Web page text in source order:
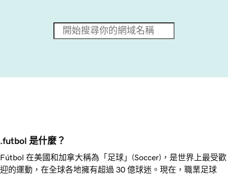
.futbol 是什麼？
Fútbol 在美國和加拿大稱為「足球」(Soccer)，是世界上最受歡
迎的運動，在全球各地擁有超過 30 億球迷。現在，職業足球